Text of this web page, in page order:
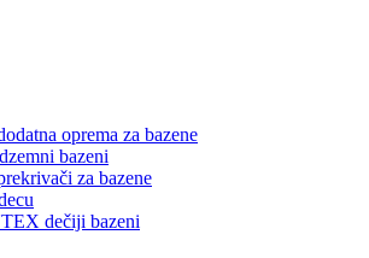
oprema za bazene
bazeni
za bazene
dečiji bazeni